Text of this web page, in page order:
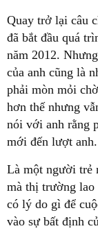
Quay trở lại câu
đã bắt đầu quá
năm 2012.
của anh cũng là
phải mòn mỏi
hơn thế nhưng
nói với anh rằng
mới đến lượt anh.
Là một người trẻ
mà thị trường lao
có lý do gì để
vào sự bất định